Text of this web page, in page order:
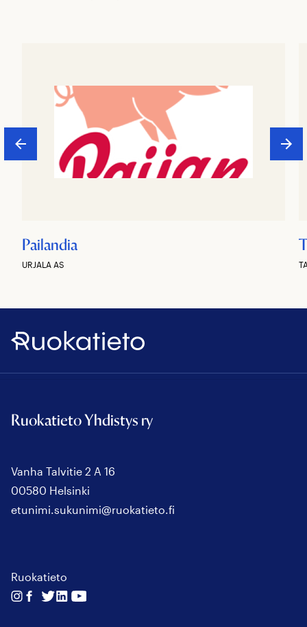
Pailandia
URJALA AS
Ruokatieto
Ruokatieto Yhdistys ry
Vanha Talvitie 2 A 16
00580 Helsinki
etunimi.sukunimi@ruokatieto.fi
Ruokatieto
Seuraa
Seuraa
Seuraa
SeuraaSeuraa